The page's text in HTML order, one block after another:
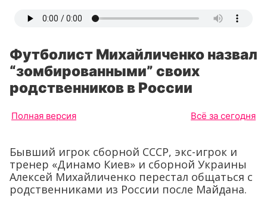
Футболист Михайличенко назвал
“зомбированными” своих
родственников в России
Полная версия Всё за сегодня
Бывший игрок сборной СССР, экс-игрок и
тренер «Динамо Киев» и сборной Украины
Алексей Михайличенко перестал общаться с
родственниками из России после Майдана.